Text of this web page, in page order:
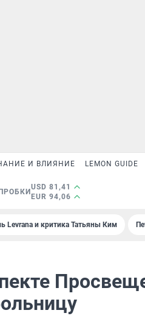
И ВЛИЯНИЕ LEMON GUIDE
USD 81,41
EUR 94,06
Levrana и критика Татьяны Ким